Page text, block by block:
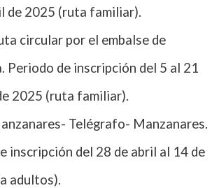
de 2025 (ruta familiar).
circular por el embalse de
Periodo de inscripción del 5 al 21
2025 (ruta familiar).
Telégrafo- Manzanares.
inscripción del 28 de abril al 14 de
adultos).